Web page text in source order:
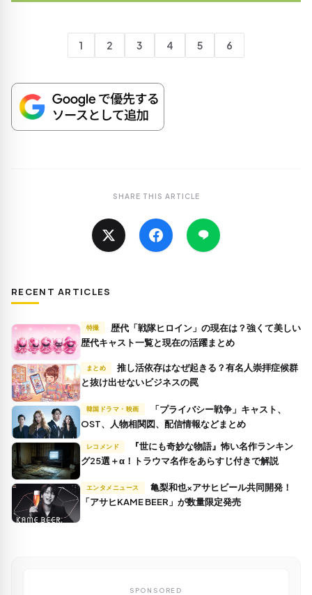
1 2 3 4 5 6
SHARE THIS ARTICLE
RECENT ARTICLES
特撮
歴代キャスト一覧と現在の活躍まとめ
まとめ
推し活依存はなぜ起きる？有名人崇拝症候群
と抜け出せないビジネスの罠
韓国ドラマ・映画
OST、人物相関図、配信情報などまとめ
レコメンド
グ25選＋α！トラウマ名作をあらすじ付きで解説
エンタメニュース
「アサヒKAME BEER」が数量限定発売
SPONSORED